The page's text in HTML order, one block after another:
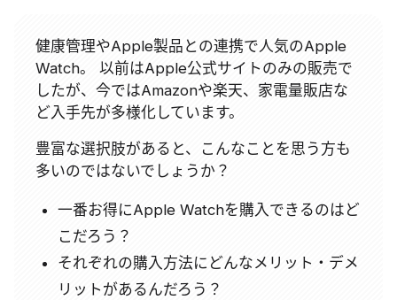
健康管理やApple製品との連携で人気のApple
Watch。 以前はApple公式サイトのみの販売で
したが、今ではAmazonや楽天、家電量販店な
ど入手先が多様化しています。
豊富な選択肢があると、こんなことを思う方も
多いのではないでしょうか？
一番お得にApple Watchを購入できるのはど
こだろう？
それぞれの購入方法にどんなメリット・デメ
リットがあるんだろう？